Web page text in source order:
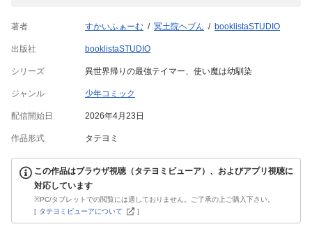
著者 すかいふぁーむ 冥土院ヘブん booklistaSTUDIO
出版社 booklistaSTUDIO
シリーズ 異世界帰りの最強テイマー、使い魔は幼馴染
ジャンル 少年コミック
配信開始日 2026年4月23日
作品形式 タテヨミ
この作品はブラウザ視聴（タテヨミビューア）、およびアプリ視聴に
対応しています
※PC/タブレットでの閲覧には適しておりません。ご了承の上ご購入下さい。
[ タテヨミビューアについて ]